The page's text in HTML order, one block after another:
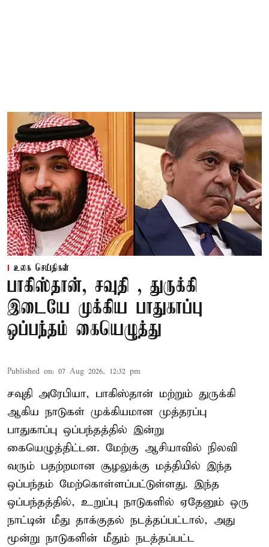
உலக செய்திகள்
பாகிஸ்தான், சவுதி , துருக்கி
இடையே முக்கிய பாதுகாப்பு
ஒப்பந்தம் கையெழுத்து
Published on: 07 Aug 2026, 12:32 pm
சவுதி அரேபியா, பாகிஸ்தான் மற்றும் துருக்கி
ஆகிய நாடுகள் முக்கியமான முத்தரப்பு
பாதுகாப்பு ஒப்பந்தத்தில் இன்று
கையெழுத்திட்டன. மேற்கு ஆசியாவில் நிலவி
வரும் பதற்றமான சூழலுக்கு மத்தியில் இந்த
ஒப்பந்தம் மேற்கொள்ளப்பட்டுள்ளது. இந்த
ஒப்பந்தத்தில், உறுப்பு நாடுகளில் ஏதேனும் ஒரு
நாட்டின் மீது தாக்குதல் நடத்தப்பட்டால், அது
மூன்று நாடுகளின் மீதும் நடத்தப்பட்ட